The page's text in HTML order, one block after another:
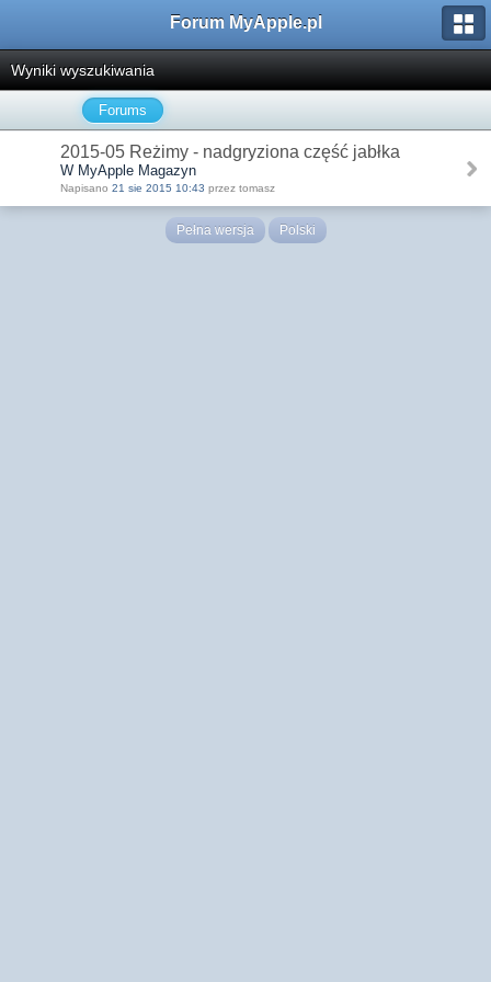
Forum MyApple.pl
Wyniki wyszukiwania
Forums
2015-05 Reżimy - nadgryziona część jabłka
W MyApple Magazyn
Napisano 21 sie 2015 10:43 przez tomasz
Pełna wersja Polski